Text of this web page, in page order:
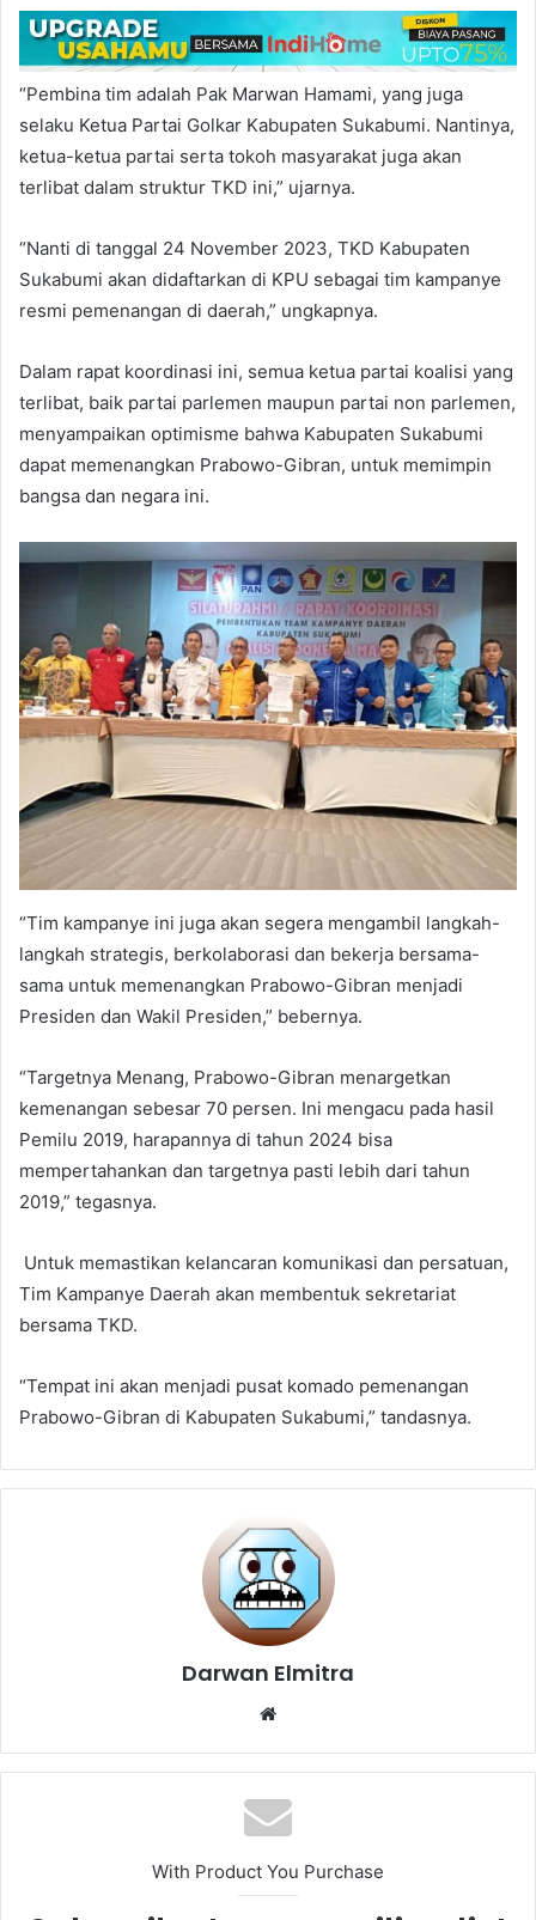
“Pembina tim adalah Pak Marwan Hamami, yang juga
selaku Ketua Partai Golkar Kabupaten Sukabumi. Nantinya,
ketua-ketua partai serta tokoh masyarakat juga akan
terlibat dalam struktur TKD ini,” ujarnya.
“Nanti di tanggal 24 November 2023, TKD Kabupaten
Sukabumi akan didaftarkan di KPU sebagai tim kampanye
resmi pemenangan di daerah,” ungkapnya.
Dalam rapat koordinasi ini, semua ketua partai koalisi yang
terlibat, baik partai parlemen maupun partai non parlemen,
menyampaikan optimisme bahwa Kabupaten Sukabumi
dapat memenangkan Prabowo-Gibran, untuk memimpin
bangsa dan negara ini.
“Tim kampanye ini juga akan segera mengambil langkah-
langkah strategis, berkolaborasi dan bekerja bersama-
sama untuk memenangkan Prabowo-Gibran menjadi
Presiden dan Wakil Presiden,” bebernya.
“Targetnya Menang, Prabowo-Gibran menargetkan
kemenangan sebesar 70 persen. Ini mengacu pada hasil
Pemilu 2019, harapannya di tahun 2024 bisa
mempertahankan dan targetnya pasti lebih dari tahun
2019,” tegasnya.
Untuk memastikan kelancaran komunikasi dan persatuan,
Tim Kampanye Daerah akan membentuk sekretariat
bersama TKD.
“Tempat ini akan menjadi pusat komado pemenangan
Prabowo-Gibran di Kabupaten Sukabumi,” tandasnya.
Darwan Elmitra
Website
With Product You Purchase